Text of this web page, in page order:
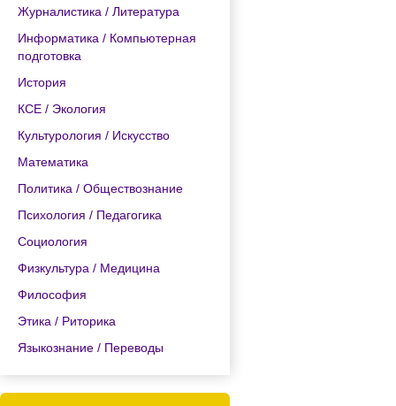
Журналистика / Литература
Информатика / Компьютерная
подготовка
История
КСЕ / Экология
Культурология / Искусство
Математика
Политика / Обществознание
Психология / Педагогика
Социология
Физкультура / Медицина
Философия
Этика / Риторика
Языкознание / Переводы